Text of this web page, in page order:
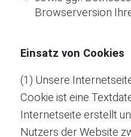
Browserversion
Einsatz von Cookies
(1) Unsere
Cookie ist eine
Internetseite erstellt
Nutzers der Website